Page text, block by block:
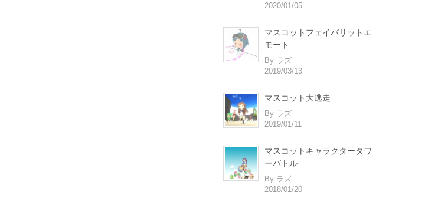
2020/01/05
マスコットフェイバリットエ
モート
By ラズ
2019/03/13
マスコット大逃走
By ラズ
2019/01/11
マスコットキャラクタータワ
ーバトル
By ラズ
2018/01/20